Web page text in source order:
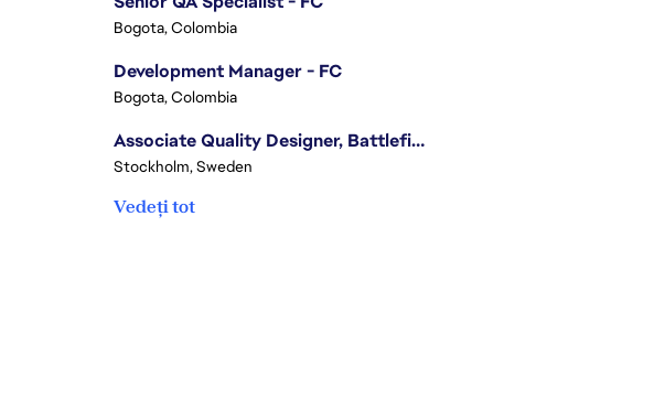
Bogota, Colombia
Development Manager - FC
Bogota, Colombia
Associate Quality Designer, Battlefield QV
Stockholm, Sweden
Vedeți tot